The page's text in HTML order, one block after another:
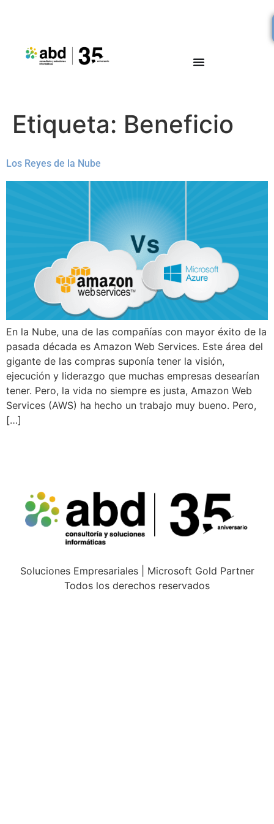
Etiqueta: Beneficio
Los Reyes de la Nube
En la Nube, una de las compañías con mayor éxito de la
pasada década es Amazon Web Services. Este área del
gigante de las compras suponía tener la visión,
ejecución y liderazgo que muchas empresas desearían
tener. Pero, la vida no siempre es justa, Amazon Web
Services (AWS) ha hecho un trabajo muy bueno. Pero,
[…]
Soluciones Empresariales | Microsoft Gold Partner
Todos los derechos reservados